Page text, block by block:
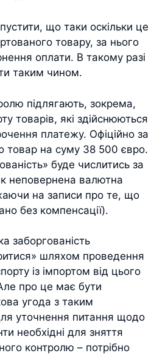
що таки оскільки це
товару, за нього
оплати. В такому разі
таким чином.
підлягають, зокрема,
товарів, які здійснюються
платежу. Офіційно за
товар на суму 38 500 євро.
буде числитись за
неповернена валютна
на записи про те, що
без компенсації).
заборгованість
шляхом проведення
із імпортом від цього
про це має бути
угода з таким
уточнення питання щодо
необхідні для зняття
контролю – потрібно